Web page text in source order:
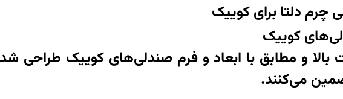
دلتا برای کوییک
کوییک
و مطابق با ابعاد و فرم صندلی‌های کوییک طراحی
می‌کنند.